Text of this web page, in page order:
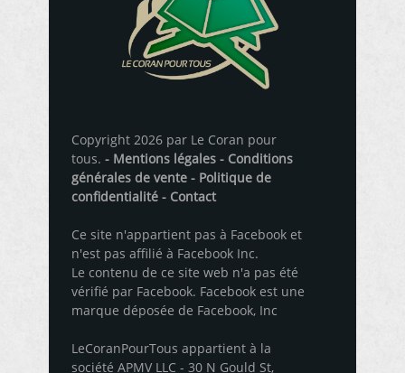
Copyright 2026 par Le Coran pour
tous. - Mentions légales - Conditions
générales de vente - Politique de
confidentialité - Contact
Ce site n'appartient pas à Facebook et
n'est pas affilié à Facebook Inc.
Le contenu de ce site web n'a pas été
vérifié par Facebook. Facebook est une
marque déposée de Facebook, Inc
LeCoranPourTous appartient à la
société APMV LLC - 30 N Gould St,